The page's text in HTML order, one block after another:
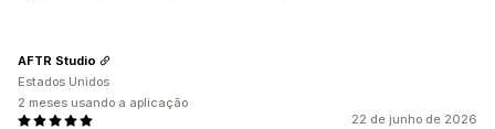
22 de junho de 2026
AFTR Studio
Estados Unidos
2 meses usando a aplicação